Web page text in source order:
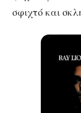
σφιχτό και